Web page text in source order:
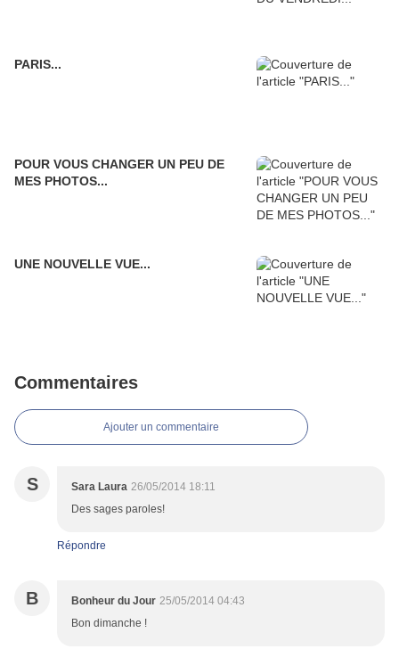
PARIS...
POUR VOUS CHANGER UN PEU DE
MES PHOTOS...
UNE NOUVELLE VUE...
Commentaires
Ajouter un commentaire
S Sara Laura 26/05/2014 18:11
Des sages paroles!
Répondre
B Bonheur du Jour 25/05/2014 04:43
Bon dimanche !